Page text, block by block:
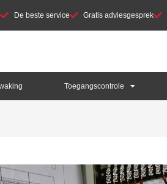
De beste service Gratis adviesgesprek
Toegangscontrole